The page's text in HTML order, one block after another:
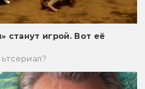
станут игрой. Вот её